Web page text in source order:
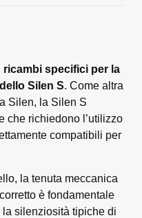
ricambi specifici per la
Silen S. Come altra
Silen, la Silen S
che richiedono l’utilizzo
compatibili per
la tenuta meccanica
è fondamentale
silenziosità tipiche di